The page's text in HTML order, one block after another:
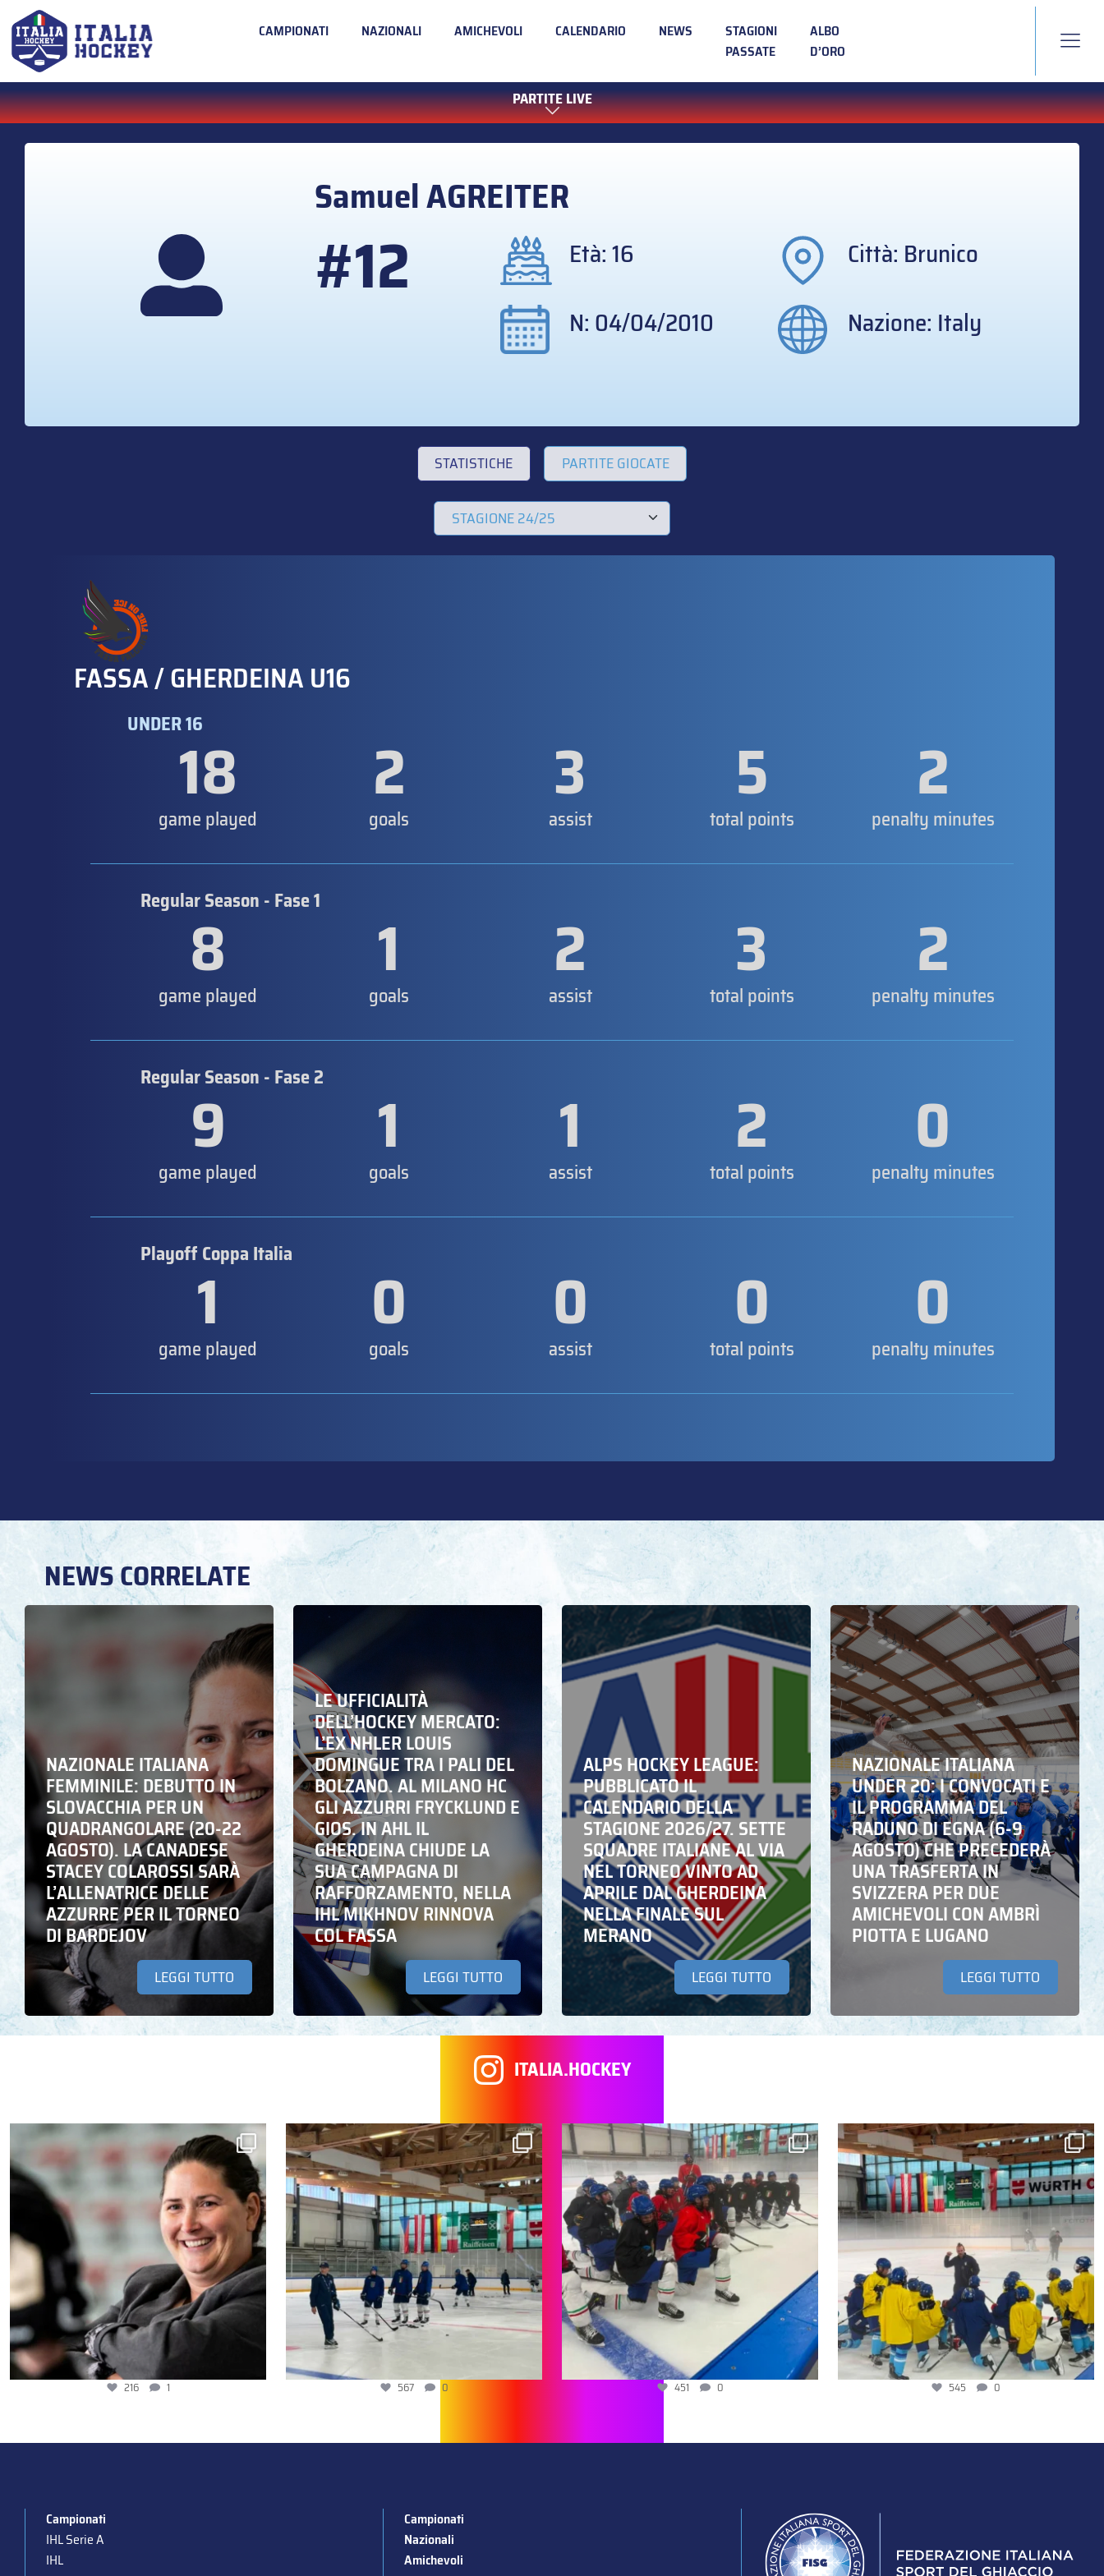
CAMPIONATI NAZIONALI AMICHEVOLI CALENDARIO NEWS
STAGIONI
PASSATE
ALBO
D’ORO
PARTITE LIVE
SamuelAGREITER
#12 Età: 16
Città: Brunico
N: 04/04/2010
Nazione: Italy
STATISTICHE PARTITE GIOCATE
FASSA / GHERDEINA U16
UNDER 1618
game played 2
goals 3
assist 5
total points 2
penalty minutes
Regular Season - Fase 1
8
game played 1
goals 2
assist 3
total points 2
penalty minutes
Regular Season - Fase 2
9
game played 1
goals 1
assist 2
total points 0
penalty minutes
Playoff Coppa Italia
1
game played 0
goals 0
assist 0
total points 0
penalty minutes
NEWS CORRELATE
NAZIONALE ITALIANA
FEMMINILE: DEBUTTO IN
SLOVACCHIA PER UN
QUADRANGOLARE (20-22
AGOSTO). LA CANADESE
STACEY COLAROSSI SARÀ
L’ALLENATRICE DELLE
AZZURRE PER IL TORNEO
DI BARDEJOV
LEGGI TUTTO
LE UFFICIALITÀ
DELL’HOCKEY MERCATO:
L’EX NHLER LOUIS
DOMINGUE TRA I PALI DEL
BOLZANO. AL MILANO HC
GLI AZZURRI FRYCKLUND E
GIOS. IN AHL IL
GHERDEINA CHIUDE LA
SUA CAMPAGNA DI
RAFFORZAMENTO, NELLA
IHL MIKHNOV RINNOVA
COL FASSA
LEGGI TUTTO
ALPS HOCKEY LEAGUE:
PUBBLICATO IL
CALENDARIO DELLA
STAGIONE 2026/27. SETTE
SQUADRE ITALIANE AL VIA
NEL TORNEO VINTO AD
APRILE DAL GHERDEINA
NELLA FINALE SUL
MERANO
LEGGI TUTTO
NAZIONALE ITALIANA
UNDER 20: I CONVOCATI E
IL PROGRAMMA DEL
RADUNO DI EGNA (6-9
AGOSTO) CHE PRECEDERÀ
UNA TRASFERTA IN
SVIZZERA PER DUE
AMICHEVOLI CON AMBRÌ
PIOTTA E LUGANO
LEGGI TUTTO
ITALIA.HOCKEY
216 1 567 0 451 0 545 0
Campionati
IHL Serie A
IHL
Campionati
Nazionali
Amichevoli